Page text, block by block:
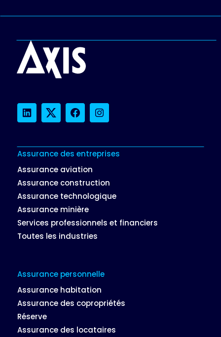
LinkedInTwitterFacebookInstagram
Assurance des entreprises
Assurance aviation
Assurance construction
Assurance technologique
Assurance minière
Services professionnels et financiers
Toutes les industries
Assurance personnelle
Assurance habitation
Assurance des copropriétés
Réserve
Assurance des locataires